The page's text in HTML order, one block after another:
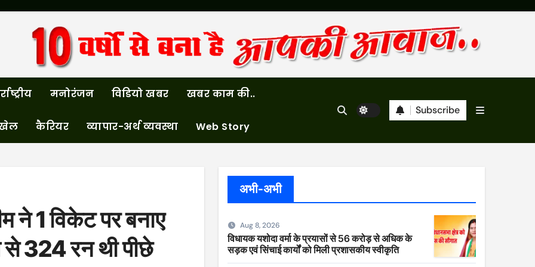
मनोरंजन विडियो खबर खबर काम की..
कैरियर व्यापार-अर्थ व्यवस्था Web Story
Subscribe
ने 1 विकेट पर बनाए
से 324 रन थी पीछे
अभी-अभी
Aug 8, 2026
विधायक यशोदा वर्मा के प्रयासों से 56 करोड़ से अधिक के
सड़क एवं सिंचाई कार्यों को मिली प्रशासकीय स्वीकृति